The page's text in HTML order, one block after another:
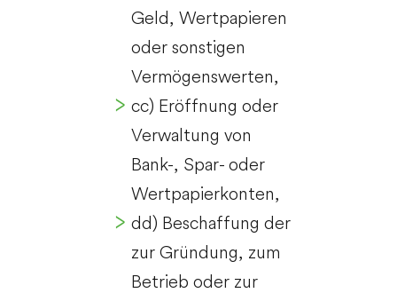
Geld, Wertpapieren
oder sonstigen
Vermögenswerten,
cc) Eröffnung oder
Verwaltung von
Bank-, Spar- oder
Wertpapierkonten,
dd) Beschaffung der
zur Gründung, zum
Betrieb oder zur